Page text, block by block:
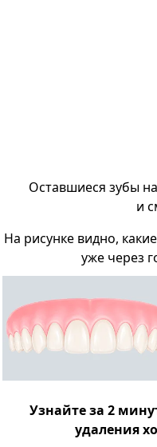
Оставшиеся зубы
и
На рисунке видно,
уже через
Узнайте за 2
удаления